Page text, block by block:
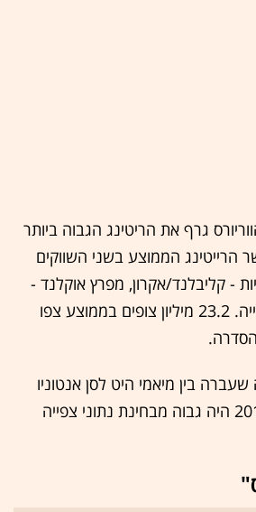
גרף את הריטינג הגבוה ביותר
15.9%, כאשר הרייטינג הממוצע בשני השווקים
- קליבלנד/אקרון, מפרץ אוקלנד -
חצה רף של 40% צפייה. 23.2 מיליון צופים בממוצע צפו
בין מיאמי היט לסן אנטוניו
בספרס, הרי שגמר 2015 היה גבוה מבחינת נתוני צפייה